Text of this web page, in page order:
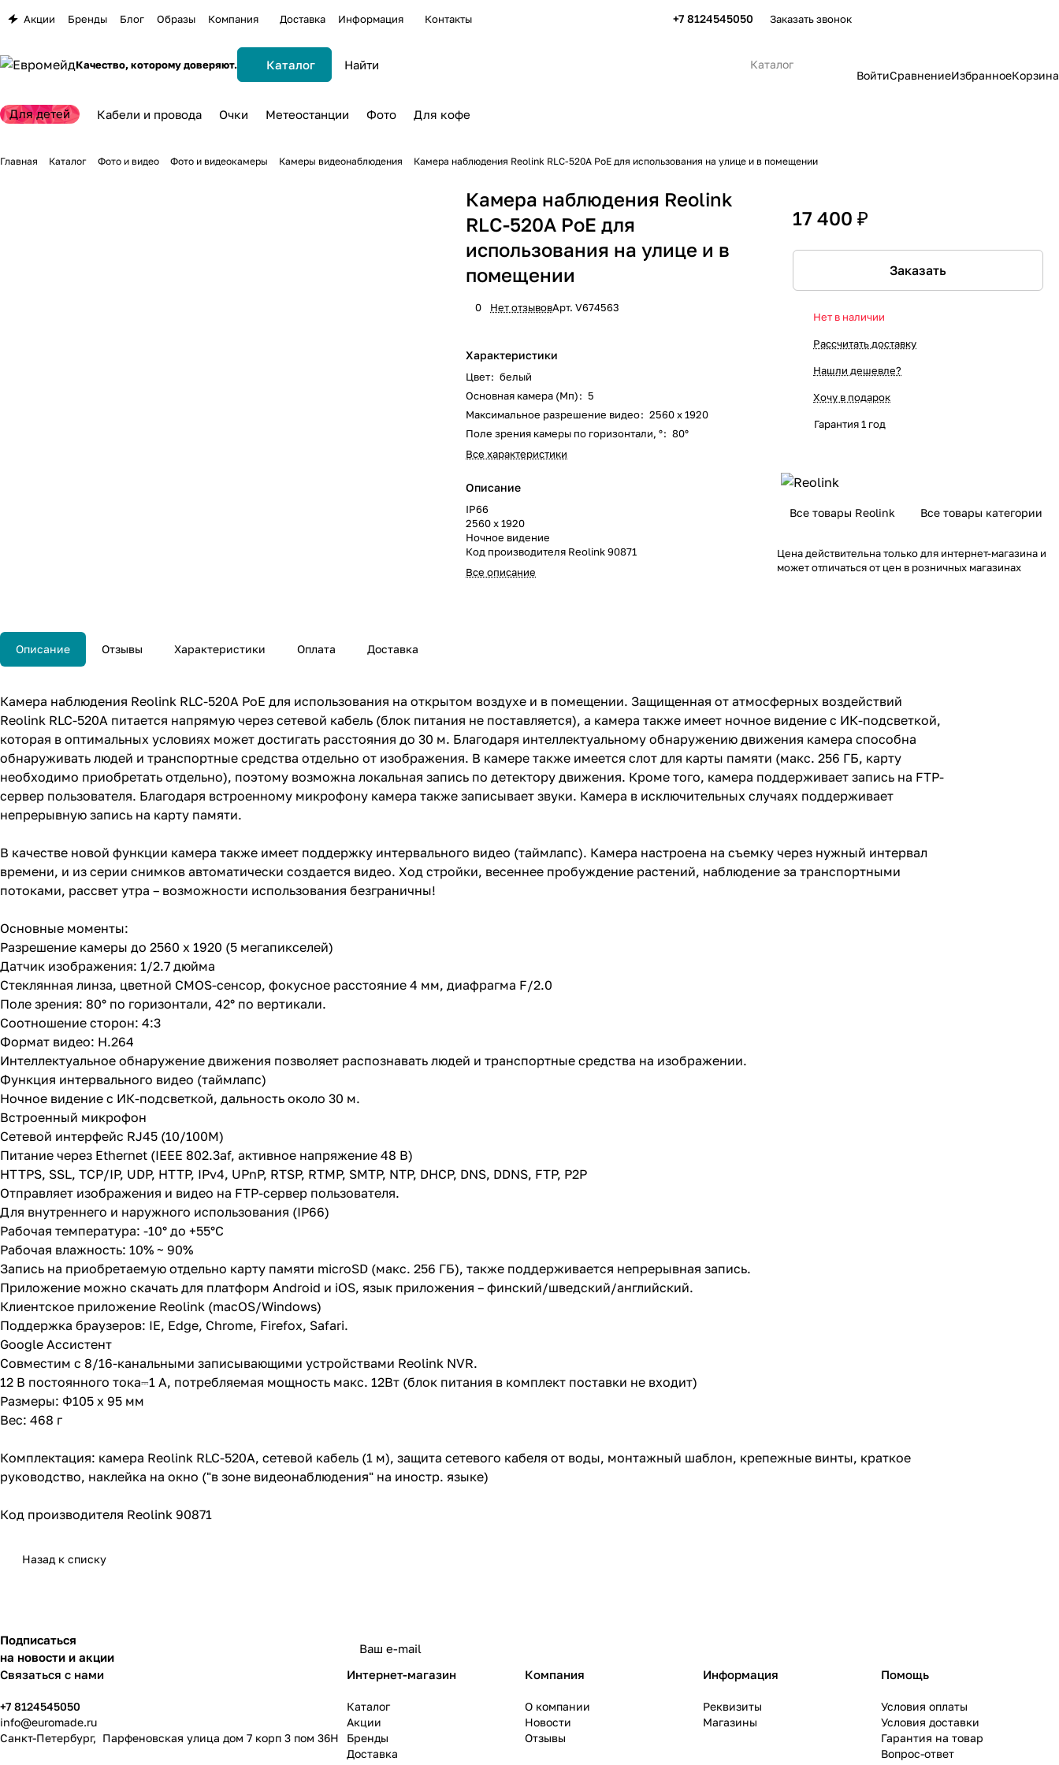
Акции Бренды Блог Образы Компания Доставка Информация Контакты +7 8124545050 Заказать звонок
Качество, которому доверяют. Каталог
Каталог
ВойтиСравнениеИзбранноеКорзина
Для детей Кабели и провода Очки Метеостанции Фото Для кофе
Главная Каталог Фото и видео Фото и видеокамеры Камеры видеонаблюдения Камера наблюдения Reolink RLC-520A PoE для использования на улице и в помещении
Камера наблюдения Reolink
RLC-520A PoE для
использования на улице и в
помещении
0 Нет отзывовАрт.V674563
Характеристики
Цвет: белый
Основная камера (Мп): 5
Максимальное разрешение видео: 2560 x 1920
Поле зрения камеры по горизонтали, °: 80°
Все характеристики
Описание
IP66
2560 x 1920
Ночное видение
Код производителя Reolink 90871
Все описание
17 400 ₽
Заказать
Нет в наличии
Рассчитать доставку
Нашли дешевле?
Хочу в подарок
Гарантия 1 год
Все товары Reolink Все товары категории
Цена действительна только для интернет-магазина и
может отличаться от цен в розничных магазинах
Описание Отзывы Характеристики Оплата Доставка
Камера наблюдения Reolink RLC-520A PoE для использования на открытом воздухе и в помещении. Защищенная от атмосферных воздействий
Reolink RLC-520A питается напрямую через сетевой кабель (блок питания не поставляется), а камера также имеет ночное видение с ИК-подсветкой,
которая в оптимальных условиях может достигать расстояния до 30 м. Благодаря интеллектуальному обнаружению движения камера способна
обнаруживать людей и транспортные средства отдельно от изображения. В камере также имеется слот для карты памяти (макс. 256 ГБ, карту
необходимо приобретать отдельно), поэтому возможна локальная запись по детектору движения. Кроме того, камера поддерживает запись на FTP-
сервер пользователя. Благодаря встроенному микрофону камера также записывает звуки. Камера в исключительных случаях поддерживает
непрерывную запись на карту памяти.
В качестве новой функции камера также имеет поддержку интервального видео (таймлапс). Камера настроена на съемку через нужный интервал
времени, и из серии снимков автоматически создается видео. Ход стройки, весеннее пробуждение растений, наблюдение за транспортными
потоками, рассвет утра – возможности использования безграничны!
Основные моменты:
Разрешение камеры до 2560 x 1920 (5 мегапикселей)
Датчик изображения: 1/2.7 дюйма
Стеклянная линза, цветной CMOS-сенсор, фокусное расстояние 4 мм, диафрагма F/2.0
Поле зрения: 80° по горизонтали, 42° по вертикали.
Соотношение сторон: 4:3
Формат видео: H.264
Интеллектуальное обнаружение движения позволяет распознавать людей и транспортные средства на изображении.
Функция интервального видео (таймлапс)
Ночное видение с ИК-подсветкой, дальность около 30 м.
Встроенный микрофон
Сетевой интерфейс RJ45 (10/100M)
Питание через Ethernet (IEEE 802.3af, активное напряжение 48 В)
HTTPS, SSL, TCP/IP, UDP, HTTP, IPv4, UPnP, RTSP, RTMP, SMTP, NTP, DHCP, DNS, DDNS, FTP, P2P
Отправляет изображения и видео на FTP-сервер пользователя.
Для внутреннего и наружного использования (IP66)
Рабочая температура: -10° до +55°C
Рабочая влажность: 10% ~ 90%
Запись на приобретаемую отдельно карту памяти microSD (макс. 256 ГБ), также поддерживается непрерывная запись.
Приложение можно скачать для платформ Android и iOS, язык приложения – финский/шведский/английский.
Клиентское приложение Reolink (macOS/Windows)
Поддержка браузеров: IE, Edge, Chrome, Firefox, Safari.
Google Ассистент
Совместим с 8/16-канальными записывающими устройствами Reolink NVR.
12 В постоянного тока⎓1 А, потребляемая мощность макс. 12Вт (блок питания в комплект поставки не входит)
Размеры: Φ105 x 95 мм
Вес: 468 г
Комплектация: камера Reolink RLC-520A, сетевой кабель (1 м), защита сетевого кабеля от воды, монтажный шаблон, крепежные винты, краткое
руководство, наклейка на окно ("в зоне видеонаблюдения" на иностр. языке)
Код производителя Reolink 90871
Назад к списку
Подписаться
на новости и акции
Связаться с нами
+7 8124545050
info@euromade.ru
Санкт-Петербург, Парфеновская улица дом 7 корп 3 пом 36Н
Интернет-магазин
Каталог
Акции
Бренды
Доставка
Компания
О компании
Новости
Отзывы
Информация
Реквизиты
Магазины
Помощь
Условия оплаты
Условия доставки
Гарантия на товар
Вопрос-ответ